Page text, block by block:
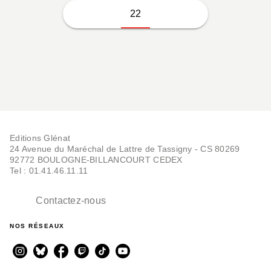
22
Editions Glénat
24 Avenue du Maréchal de Lattre de Tassigny - CS 80269
92772 BOULOGNE-BILLANCOURT CEDEX
Tel : 01.41.46.11.11
Contactez-nous
NOS RÉSEAUX